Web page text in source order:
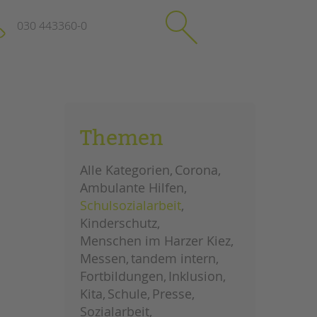
Impressum
Datenschutz
Hinweisgebersystem
Intranet
schließen
030 443360-0
SuchenThemen
Alle Kategorien Corona
Ambulante Hilfen
Schulsozialarbeit
Kinderschutz
Menschen im Harzer Kiez
Messen tandem intern
Fortbildungen Inklusion
Kita Schule Presse
Sozialarbeit